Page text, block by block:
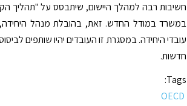
חשיבות רבה למהלך היישום, שיתבסס על "תהליך
במשרד במודל החדש. זאת, בהובלת מנהל היחידה,
עובדי היחידה. במסגרת זו העובדים יהיו שותפים
חדשות.
Tags:
OECD